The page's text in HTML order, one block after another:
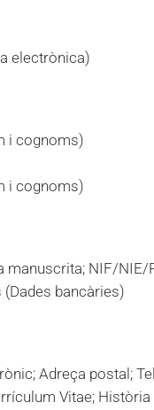
electrònica)
i cognoms)
i cognoms)
manuscrita; NIF/
(Dades bancàries)
Adreça postal;
Vitae; Història